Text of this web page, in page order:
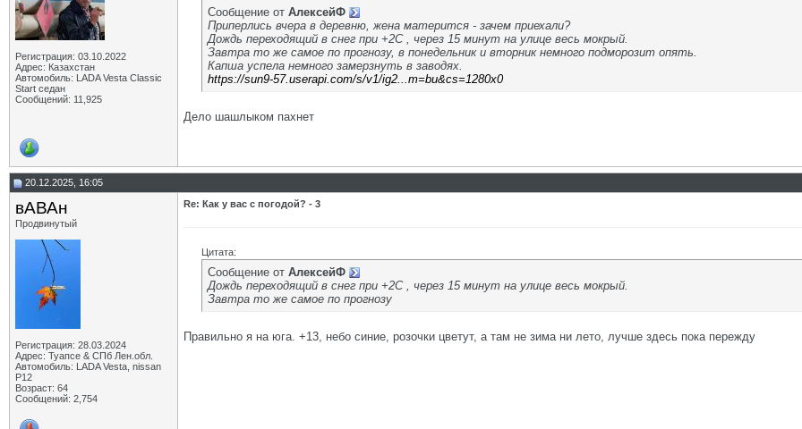
Регистрация: 03.10.2022
Адрес: Казахстан
Автомобиль: LADA Vesta Classic
Start седан
Сообщений: 11,925
Сообщение от АлексейФ
Приперлись вчера в деревню, жена матерится - зачем приехали?
Дождь переходящий в снег при +2С , через 15 минут на улице весь мокрый.
Завтра то же самое по прогнозу, в понедельник и вторник немного подморозит опять.
Капша успела немного замерзнуть в заводях.
https://sun9-57.userapi.com/s/v1/ig2...m=bu&cs=1280x0
Дело шашлыком пахнет
20.12.2025, 16:05
вАВАн
Продвинутый
Регистрация: 28.03.2024
Адрес: Туапсе & СПб Лен.обл.
Автомобиль: LADA Vesta, nissan
P12
Возраст: 64
Сообщений: 2,754
Re: Как у вас с погодой? - 3
Цитата:
Сообщение от АлексейФ
Дождь переходящий в снег при +2С , через 15 минут на улице весь мокрый.
Завтра то же самое по прогнозу
Правильно я на юга. +13, небо синие, розочки цветут, а там не зима ни лето, лучше здесь пока пережду